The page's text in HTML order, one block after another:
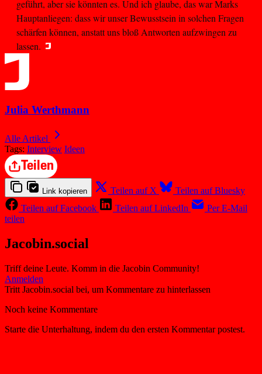
geführt, aber sie könnten es. Und ich glaube, das war Marks
Hauptanliegen: dass wir unser Bewusstsein in solchen Fragen
schärfen können, anstatt uns bloß Antworten aufzwingen zu
lassen.
Julia Werthmann
Alle Artikel
Tags: Interview Ideen
Teilen
Link kopieren Teilen auf X
Teilen auf Bluesky
Teilen auf Facebook
Teilen auf LinkedIn
Per E-Mail
teilen
Jacobin.social
Triff deine Leute. Komm in die Jacobin Community!